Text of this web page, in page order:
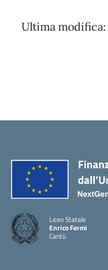
Ultima modifica:
Liceo Statale
Enrico Fermi
Cantù